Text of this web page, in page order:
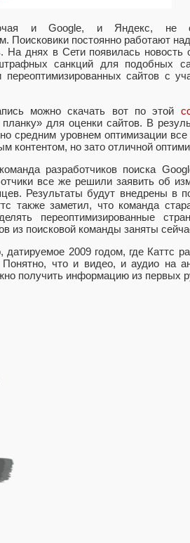
и Google, и Яндекс, не
Поисковики постоянно работают
На днях в Сети появилась новость
санкций для подобных
сайтов с
можно скачать вот по этой
для оценки сайтов. В
средним уровнем оптимизации
контентом, но зато отличной
разработчиков поиска
все же решили заявить об
Результаты будут внедрены в
также заметил, что команда
переоптимизированные
из поисковой команды заняты
датируемое 2009 годом, где Каттс
что и видео, и аудио на
получить информацию из первых